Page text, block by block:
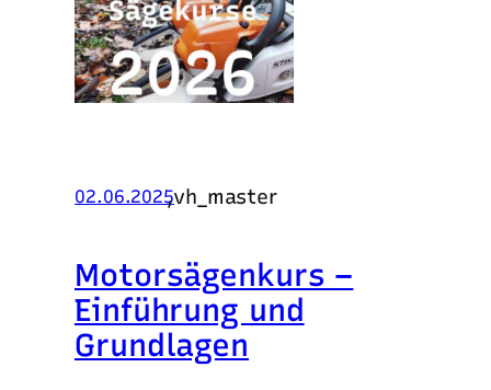
02.06.2025
,vh_master
Motorsägenkurs –
Einführung und
Grundlagen